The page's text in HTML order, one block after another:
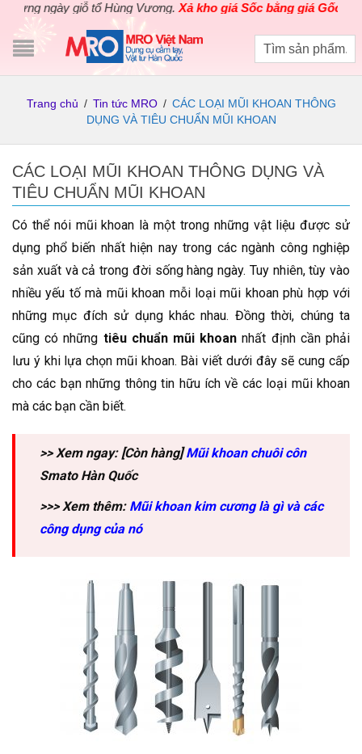
ngày giỗ tổ Hùng Vương.Xả kho giá Sốc bằng giá Gốccho các
Trang chủ / Tin tức MRO / CÁC LOẠI MŨI KHOAN THÔNG
DỤNG VÀ TIÊU CHUẨN MŨI KHOAN
CÁC LOẠI MŨI KHOAN THÔNG DỤNG VÀ
TIÊU CHUẨN MŨI KHOAN
Có thể nói mũi khoan là một trong những vật liệu được sử
dụng phổ biến nhất hiện nay trong các ngành công nghiệp
sản xuất và cả trong đời sống hàng ngày. Tuy nhiên, tùy vào
nhiều yếu tố mà mũi khoan mỗi loại mũi khoan phù hợp với
những mục đích sử dụng khác nhau. Đồng thời, chúng ta
cũng có những tiêu chuẩn mũi khoannhất định cần phải
lưu ý khi lựa chọn mũi khoan. Bài viết dưới đây sẽ cung cấp
cho các bạn những thông tin hữu ích về các loại mũi khoan
mà các bạn cần biết.
>> Xem ngay: [Còn hàng]Mũi khoan chuôi côn
Smato Hàn Quốc
>>> Xem thêm: Mũi khoan kim cương là gì và các
công dụng của nó